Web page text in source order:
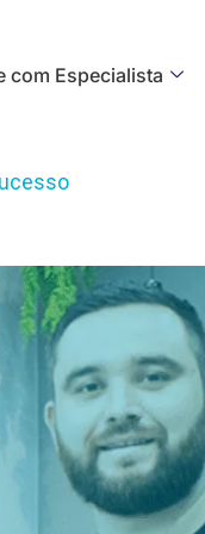
com Especialista